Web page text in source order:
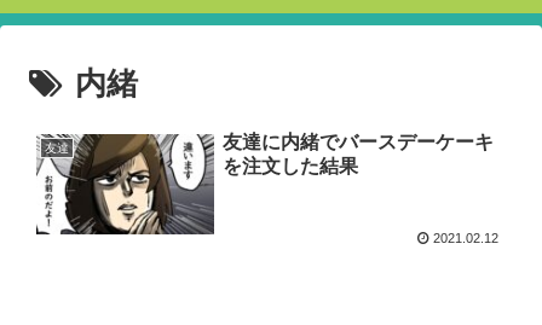
内緒
友達
友達に内緒でバースデーケーキ
を注文した結果
2021.02.12